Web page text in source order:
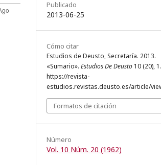
Publicado
2013-06-25
Cómo citar
Estudios de Deusto, Secretaría. 2013.
«Sumario». Estudios De Deusto 10 (20), 1.
https://revista-
estudios.revistas.deusto.es/article/
Formatos de citación
Número
Vol. 10 Núm. 20 (1962)